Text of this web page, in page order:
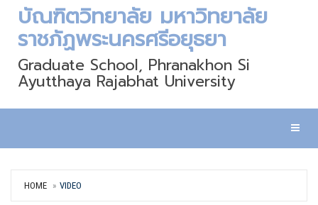
บัณฑิตวิทยาลัย มหาวิทยาลัย
ราชภัฏพระนครศรีอยุธยา
Graduate School, Phranakhon Si
Ayutthaya Rajabhat University
HOME VIDEO